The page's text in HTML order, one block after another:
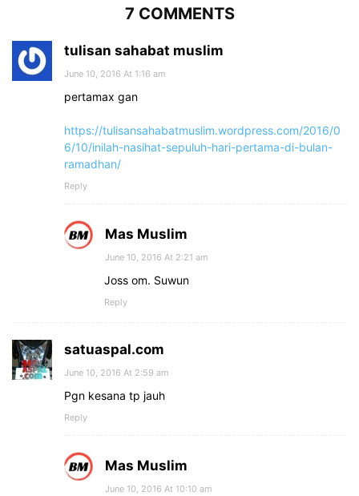
7 COMMENTS
tulisan sahabat muslim
June 10, 2016 At 1:16 am
pertamax gan
https://tulisansahabatmuslim.wordpress.com/2016/0
6/10/inilah-nasihat-sepuluh-hari-pertama-di-bulan-
ramadhan/
Reply
Mas Muslim
June 10, 2016 At 2:21 am
Joss om. Suwun
Reply
satuaspal.com
June 10, 2016 At 2:59 am
Pgn kesana tp jauh
Reply
Mas Muslim
June 10, 2016 At 10:10 am